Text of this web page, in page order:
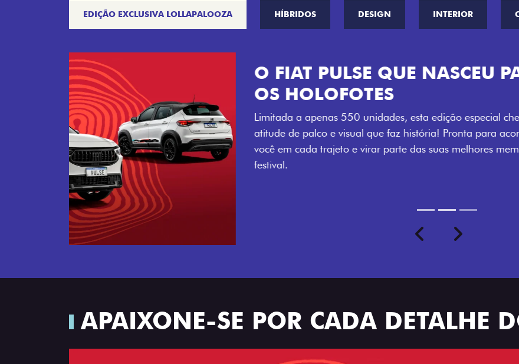
EDIÇÃO EXCLUSIVA LOLLAPALOOZA HÍBRIDOS DESIGN INTERIOR
VISUAL
numerada, adesivo
a exclusividade,
rodas de liga-leve aro
Próximo
Tecnologia que acompanha o seu ritmo
PreviousNext
APAIXONE-SE POR CADA DETALHE